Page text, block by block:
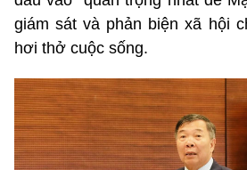
giám sát và phản biện xã hội
hơi thở cuộc sống.